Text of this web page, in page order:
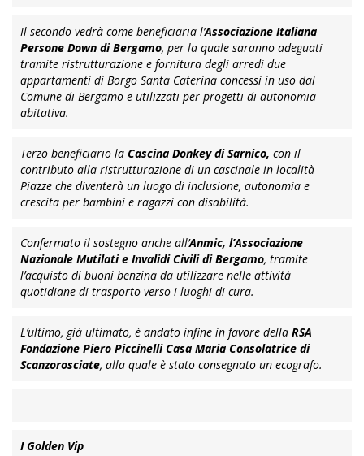
Il secondo vedrà come beneficiaria l’Associazione Italiana
Persone Down di Bergamo, per la quale saranno adeguati
tramite ristrutturazione e fornitura degli arredi due
appartamenti di Borgo Santa Caterina concessi in uso dal
Comune di Bergamo e utilizzati per progetti di autonomia
abitativa.
Terzo beneficiario la Cascina Donkey di Sarnico, con il
contributo alla ristrutturazione di un cascinale in località
Piazze che diventerà un luogo di inclusione, autonomia e
crescita per bambini e ragazzi con disabilità.
Confermato il sostegno anche all’Anmic, l’Associazione
Nazionale Mutilati e Invalidi Civili di Bergamo, tramite
l’acquisto di buoni benzina da utilizzare nelle attività
quotidiane di trasporto verso i luoghi di cura.
L’ultimo, già ultimato, è andato infine in favore della RSA
Fondazione Piero Piccinelli Casa Maria Consolatrice di
Scanzorosciate, alla quale è stato consegnato un ecografo.
I Golden Vip